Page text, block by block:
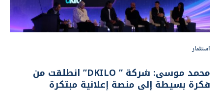
استثمار
محمد موسى: شركة ” DKILO” انطلقت من
فكرة بسيطة إلى منصة إعلانية مبتكرة